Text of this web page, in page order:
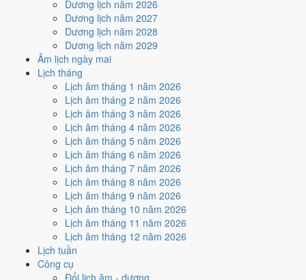
Dương lịch năm 2026
Dương lịch năm 2027
Dương lịch năm 2028
Dương lịch năm 2029
Âm lịch ngày mai
Lịch tháng
Lịch âm tháng 1 năm 2026
Lịch âm tháng 2 năm 2026
Lịch âm tháng 3 năm 2026
Lịch âm tháng 4 năm 2026
Lịch âm tháng 5 năm 2026
Lịch âm tháng 6 năm 2026
Lịch âm tháng 7 năm 2026
Lịch âm tháng 8 năm 2026
Lịch âm tháng 9 năm 2026
Lịch âm tháng 10 năm 2026
Lịch âm tháng 11 năm 2026
Lịch âm tháng 12 năm 2026
Lịch tuần
Công cụ
Đổi lịch âm - dương
Tốt
Động thổ - khởi công hôm nay ở
Hoàng Đạo.
Cách tính ngày tốt
🏡 Nhập trạch - vào nhà mới
Tốt
Nhập trạch - vào nhà mới hôm nay ở
Ngày Hoàng Đạo.
Cách tính ngày tốt
Mua xe - tậu xe
Tốt
Mua xe - tậu xe hôm nay ởmức tốt (6/10)
Hoàng Đạo.
Cách tính ngày tốt
Xuất hành - đi xa
Tốt
Xuất hành - đi xa hôm nay ở
Hoàng Đạo